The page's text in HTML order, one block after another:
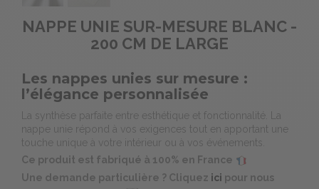
NAPPE UNIE SUR-MESURE BLANC -
200 CM DE LARGE
Les nappes unies sur mesure :
l’élégance personnalisée
La synthèse parfaite entre esthétique et fonctionnalité. La
nappe unie répond à vos exigences tout en apportant une
touche unique à votre intérieur ou à vos événements.
Ce produit est fabriqué à 100% en France
Une demande particulière ? Cliquez ici pour nous